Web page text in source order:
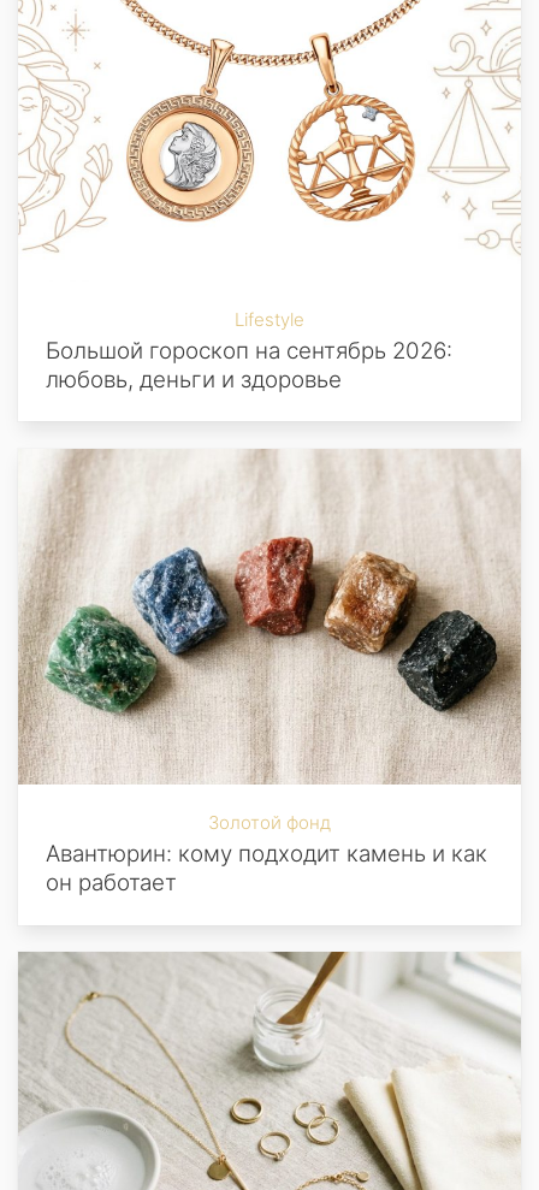
Lifestyle
Большой гороскоп на сентябрь 2026:
любовь, деньги и здоровье
Золотой фонд
Авантюрин: кому подходит камень и как
он работает